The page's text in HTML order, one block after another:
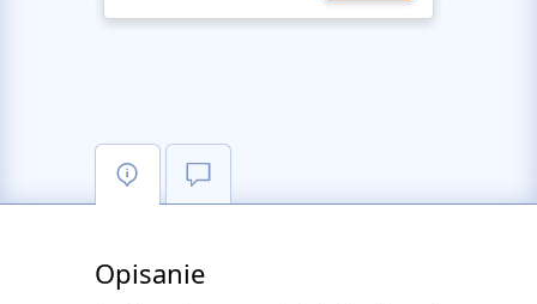
Opisanie